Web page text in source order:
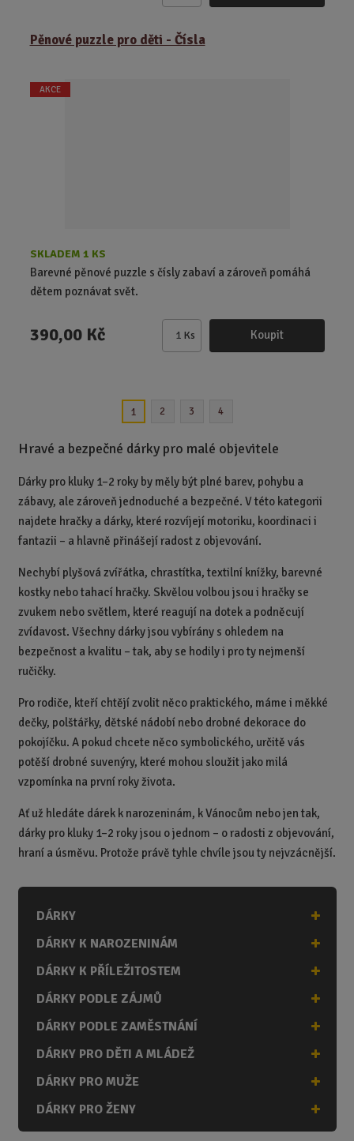
ě
Pěnové puzzle pro děti - Čísla
AKCE
SKLADEM 1 KS
Barevné pěnové puzzle s čísly zabaví a zároveň pomáhá
dětem poznávat svět.
390,00 Kč
Z
p
č
e
t
Ks Koupit
1 2 3 4
Hravé a bezpečné dárky pro malé objevitele
Dárky pro kluky 1–2 roky by měly být plné barev, pohybu a
zábavy, ale zároveň jednoduché a bezpečné. V této kategorii
najdete hračky a dárky, které rozvíjejí motoriku, koordinaci i
fantazii – a hlavně přinášejí radost z objevování.
Nechybí plyšová zvířátka, chrastítka, textilní knížky, barevné
kostky nebo tahací hračky. Skvělou volbou jsou i hračky se
zvukem nebo světlem, které reagují na dotek a podněcují
zvídavost. Všechny dárky jsou vybírány s ohledem na
bezpečnost a kvalitu – tak, aby se hodily i pro ty nejmenší
ručičky.
Pro rodiče, kteří chtějí zvolit něco praktického, máme i měkké
dečky, polštářky, dětské nádobí nebo drobné dekorace do
pokojíčku. A pokud chcete něco symbolického, určitě vás
potěší drobné suvenýry, které mohou sloužit jako milá
vzpomínka na první roky života.
Ať už hledáte dárek k narozeninám, k Vánocům nebo jen tak,
dárky pro kluky 1–2 roky jsou o jednom – o radosti z objevování,
hraní a úsměvu. Protože právě tyhle chvíle jsou ty nejvzácnější.
DÁRKY
DÁRKY K NAROZENINÁM
DÁRKY K PŘÍLEŽITOSTEM
DÁRKY PODLE ZÁJMŮ
DÁRKY PODLE ZAMĚSTNÁNÍ
DÁRKY PRO DĚTI A MLÁDEŽ
DÁRKY PRO MUŽE
DÁRKY PRO ŽENY